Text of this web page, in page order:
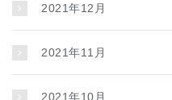
2021年12月
2021年11月
2021年10月